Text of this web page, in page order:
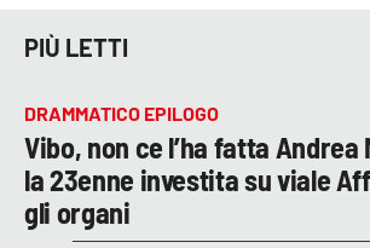
PIÙ LETTI
DRAMMATICO EPILOGO
Vibo, non ce l’ha fatta
la 23enne investita su viale
gli organi